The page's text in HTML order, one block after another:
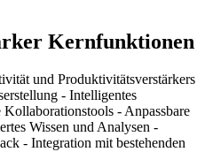
Kernfunktionen
und Produktivitätsverstärkers
- Intelligentes
Kollaborationstools - Anpassbare
Wissen und Analysen -
- Integration mit bestehenden